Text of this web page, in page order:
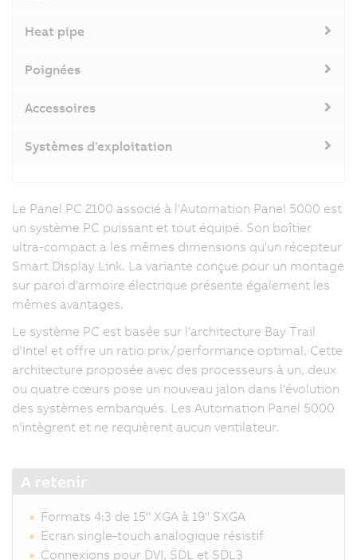
Heat pipe
Poignées
Accessoires
Systèmes d'exploitation
Le Panel PC 2100 associé à l'Automation Panel 5000 est
un système PC puissant et tout équipé. Son boîtier
ultra-compact a les mêmes dimensions qu'un récepteur
Smart Display Link. La variante conçue pour un montage
sur paroi d'armoire électrique présente également les
mêmes avantages.
Le système PC est basée sur l'architecture Bay Trail
d'Intel et offre un ratio prix/performance optimal. Cette
architecture proposée avec des processeurs à un, deux
ou quatre cœurs pose un nouveau jalon dans l'évolution
des systèmes embarqués. Les Automation Panel 5000
n'intègrent et ne requièrent aucun ventilateur.
A retenir
Formats 4:3 de 15" XGA à 19" SXGA
Ecran single-touch analogique résistif
Connexions pour DVI, SDL et SDL3